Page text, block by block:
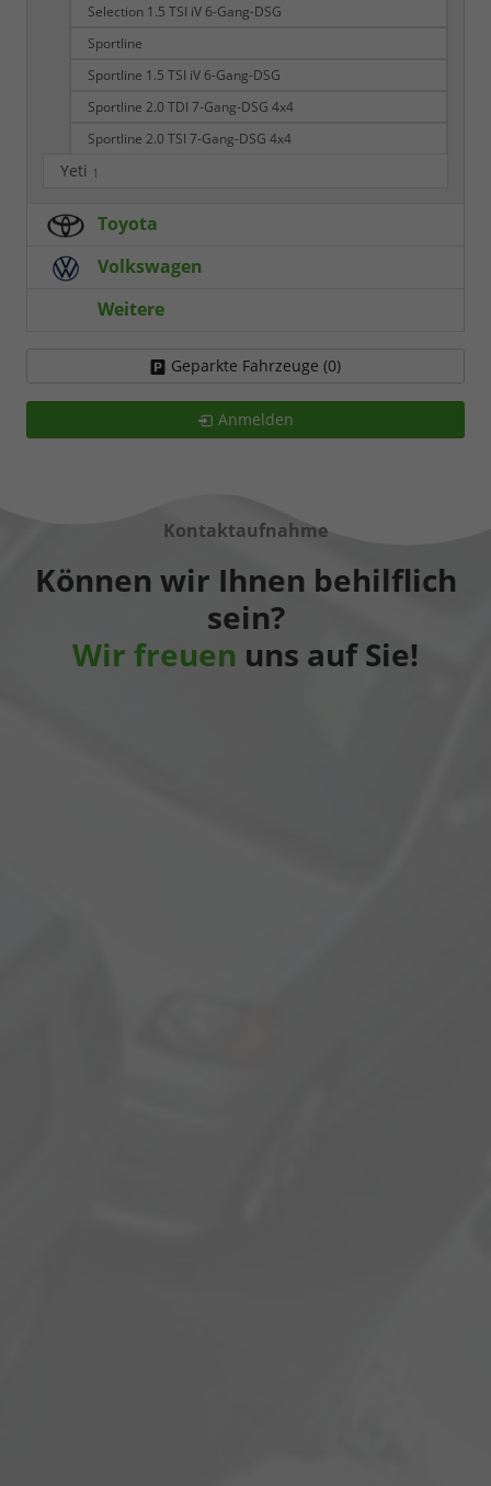
Selection 1.5 TSI iV 6-Gang-DSG
Sportline
Sportline 1.5 TSI iV 6-Gang-DSG
Sportline 2.0 TDI 7-Gang-DSG 4x4
Sportline 2.0 TSI 7-Gang-DSG 4x4
Yeti 1
Toyota
Volkswagen
Weitere
Geparkte Fahrzeuge (0)
Anmelden
Kontaktaufnahme
Können wir Ihnen behilflich
sein?
Wir freuen uns auf Sie!